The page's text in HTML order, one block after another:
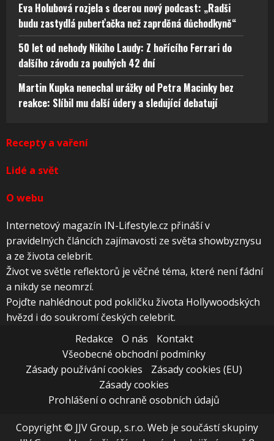
Eva Holubová rozjela s dcerou nový podcast: „Radši
budu zastydlá puberťačka než zaprděná důchodkyně“
50 let od nehody Nikiho Laudy: Z hořícího Ferrari do
dalšího závodu za pouhých 42 dní
Martin Kupka nenechal urážky od Petra Macinky bez
reakce: Slíbil mu další údery a sledující debatují
Recepty a vaření
Lidé a svět
O webu
Internetový magazín IN-Lifestyle.cz přináší v
pravidelných článcích zajímavosti ze světa showbyznysu
a ze života celebrit.
Život ve světle reflektorů je věčné téma, které není fádní
a nikdy se neomrzí.
Pojďte nahlédnout pod pokličku života Hollywoodských
hvězd i do soukromí českých celebrit.
Redakce
O nás
Kontakt
Všeobecné obchodní podmínky
Zásady používání cookies
Zásady cookies (EU)
Zásady cookies
Prohlášení o ochraně osobních údajů
Copyright © JJV Group, s.r.o. Web je součástí skupiny